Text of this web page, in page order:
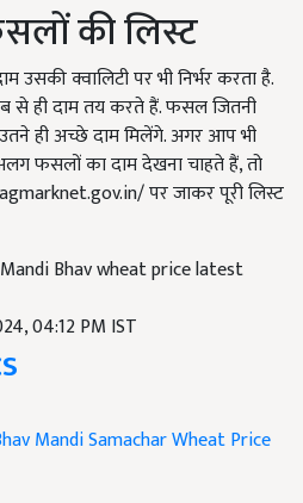
की लिस्ट
क्वालिटी पर भी निर्भर करता है.
से ही दाम तय करते हैं. फसल जितनी
ही अच्छे दाम मिलेंगे. अगर आप भी
फसलों का दाम देखना चाहते हैं, तो
पर जाकर पूरी लिस्ट
Bhav wheat price latest
04:12 PM IST
Mandi SamacharWheat Price